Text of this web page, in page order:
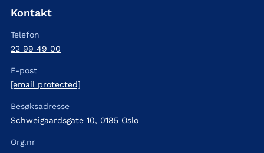
Kontakt
Telefon
22 99 49 00
E-post
[email protected]
Besøksadresse
Schweigaardsgate 10, 0185 Oslo
Org.nr